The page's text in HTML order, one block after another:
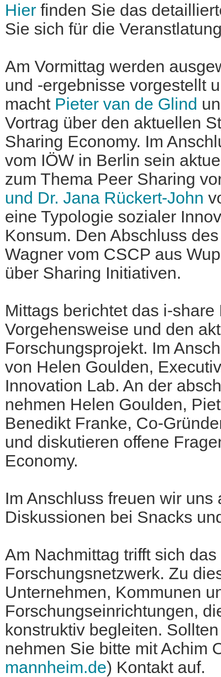
Hier finden Sie das
Sie sich für die
Am Vormittag werden
und -ergebnisse vorgestellt
macht Pieter van de Glind
Vortrag über den aktuellen
Sharing Economy. Im
vom IÖW in Berlin sein
zum Thema Peer Sharing
und Dr. Jana Rückert-John
eine Typologie sozialer
Konsum. Den Abschluss
Wagner vom CSCP aus
über Sharing Initiativen.
Mittags berichtet das i-
Vorgehensweise und den
Forschungsprojekt. Im
von Helen Goulden,
Innovation Lab. An der
nehmen Helen Goulden,
Benedikt Franke, Co-
und diskutieren offene
Economy.
Im Anschluss freuen wir uns
Diskussionen bei Snacks
Am Nachmittag trifft sich
Forschungsnetzwerk. Zu
Unternehmen, Kommunen
Forschungseinrichtungen,
konstruktiv begleiten.
nehmen Sie bitte mit Achim
mannheim.de) Kontakt auf.